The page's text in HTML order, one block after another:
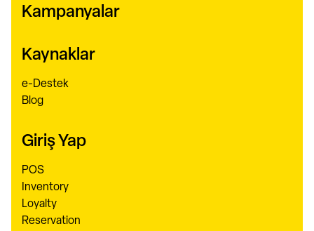
Kampanyalar
Kaynaklar
e-Destek
Blog
Giriş Yap
POS
Inventory
Loyalty
Reservation